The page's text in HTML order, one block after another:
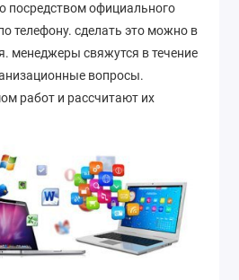
посредством официального
телефону. сделать это можно в
менеджеры свяжутся в течение
вопросы.
работ и рассчитают их